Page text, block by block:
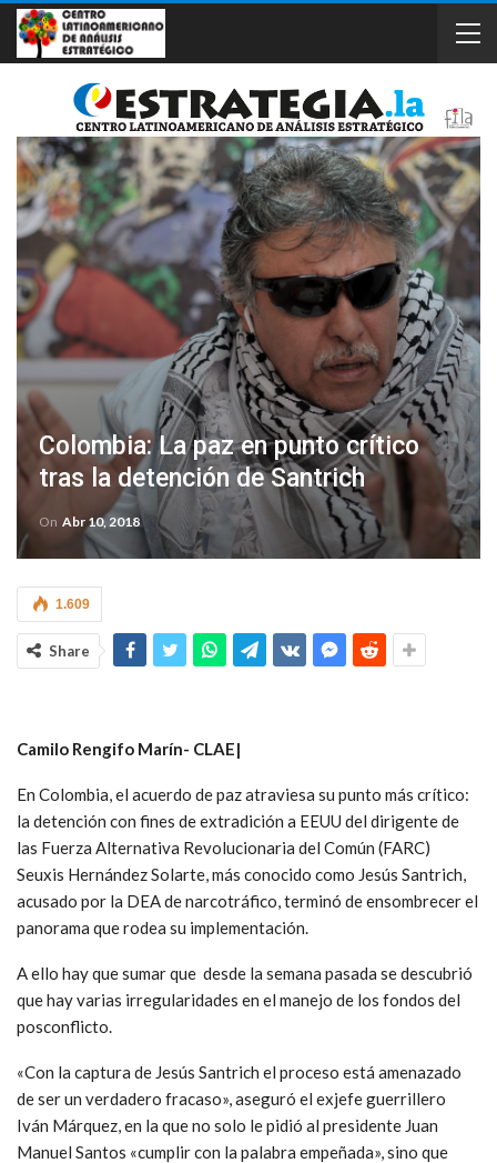
Colombia: La paz en punto crítico
tras la detención de Santrich
On Abr 10, 2018
1.609
Share
Camilo Rengifo Marín- CLAE|
En Colombia, el acuerdo de paz atraviesa su punto más crítico:
la detención con fines de extradición a EEUU del dirigente de
las Fuerza Alternativa Revolucionaria del Común (FARC)
Seuxis Hernández Solarte, más conocido como Jesús Santrich,
acusado por la DEA de narcotráfico, terminó de ensombrecer el
panorama que rodea su implementación.
A ello hay que sumar que desde la semana pasada se descubrió
que hay varias irregularidades en el manejo de los fondos del
posconflicto.
«Con la captura de Jesús Santrich el proceso está amenazado
de ser un verdadero fracaso», aseguró el exjefe guerrillero
Iván Márquez, en la que no solo le pidió al presidente Juan
Manuel Santos «cumplir con la palabra empeñada», sino que